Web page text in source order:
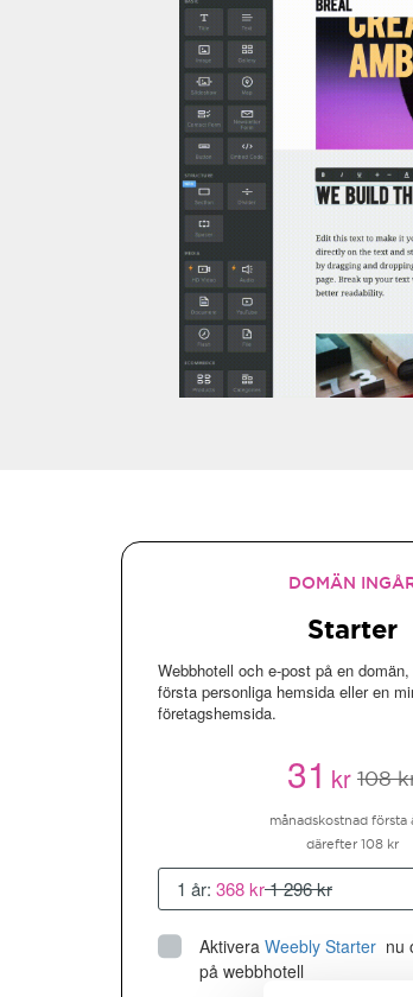
DOMÄN
Starter
Webbhotell och e-post på en
första personliga hemsida eller en
företagshemsida.
31kr 108
månadskostnad första
därefter 108 kr
1 år: 368 kr1 296 kr
Aktivera Weebly Starter nu
på webbhotell